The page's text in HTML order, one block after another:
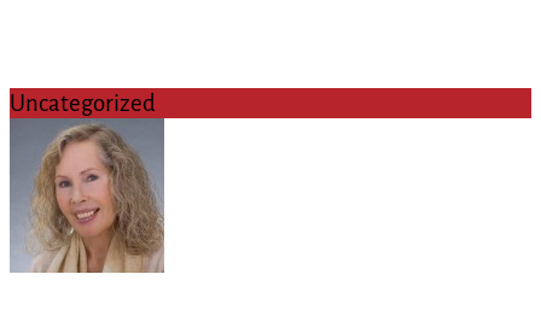
Uncategorized